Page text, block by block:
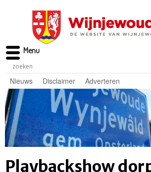
Nieuws Disclaimer Adverteren
Playbackshow
Menu